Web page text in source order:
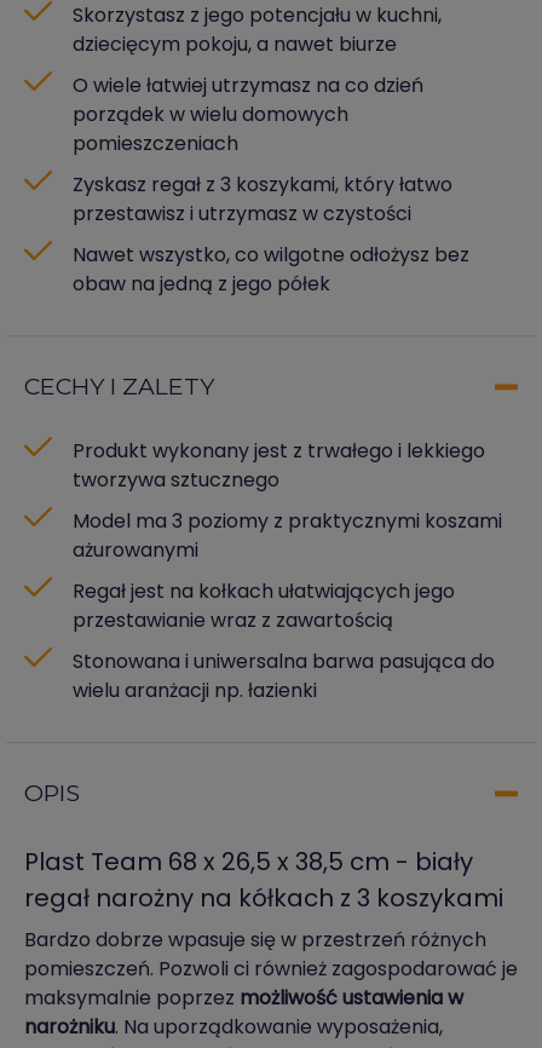
Skorzystasz z jego potencjału w kuchni,
dziecięcym pokoju, a nawet biurze
O wiele łatwiej utrzymasz na co dzień
porządek w wielu domowych
pomieszczeniach
Zyskasz regał z 3 koszykami, który łatwo
przestawisz i utrzymasz w czystości
Nawet wszystko, co wilgotne odłożysz bez
obaw na jedną z jego półek
CECHY I ZALETY
Produkt wykonany jest z trwałego i lekkiego
tworzywa sztucznego
Model ma 3 poziomy z praktycznymi koszami
ażurowanymi
Regał jest na kołkach ułatwiających jego
przestawianie wraz z zawartością
Stonowana i uniwersalna barwa pasująca do
wielu aranżacji np. łazienki
OPIS
Plast Team 68 x 26,5 x 38,5 cm - biały
regał narożny na kółkach z 3 koszykami
Bardzo dobrze wpasuje się w przestrzeń różnych
pomieszczeń. Pozwoli ci również zagospodarować je
maksymalnie poprzez możliwość ustawienia w
narożniku. Na uporządkowanie wyposażenia,